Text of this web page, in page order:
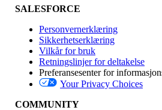
Funksjonsinnvirkning
Utgave
SALESFORCE
Personvernerklæring
Sikkerhetserklæring
Vilkår for bruk
Retningslinjer for deltakelse
Preferansesenter for
Your Privacy Choices
COMMUNITY